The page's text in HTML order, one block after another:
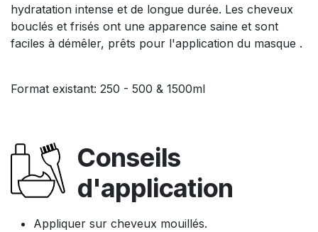
hydratation intense et de longue durée. Les cheveux
bouclés et frisés ont une apparence saine et sont
faciles à démêler, prêts pour l'application du masque .
Format existant: 250 - 500 & 1500ml
Conseils
d'application
Appliquer sur cheveux mouillés.